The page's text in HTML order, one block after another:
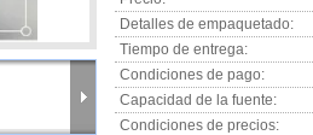
Detalles de empaquetado:
Tiempo de entrega:
Condiciones de pago:
Capacidad de la fuente:
Condiciones de precios: